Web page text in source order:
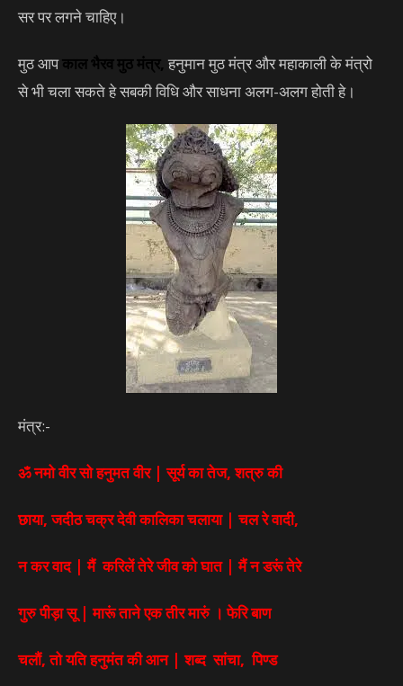
सर पर लगने चाहिए।
मुठ आपकाल भैरव मुठ मंत्र, हनुमान मुठ मंत्र और महाकाली के मंत्रो
से भी चला सकते हे सबकी विधि और साधना अलग-अलग होती हे।
मंत्र:-
ॐ नमो वीर सो हनुमत वीर | सूर्य का तेज, शत्रु की
छाया, जदीठ चक्र देवी कालिका चलाया | चल रे वादी,
न कर वाद | मैं करिलें तेरे जीव को घात | मैं न डरूं तेरे
गुरु पीड़ा सू | मारूं ताने एक तीर मारुं । फेरि बाण
चलौं, तो यति हनुमंत की आन | शब्द सांचा, पिण्ड